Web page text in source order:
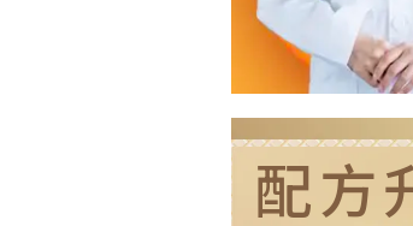
配方